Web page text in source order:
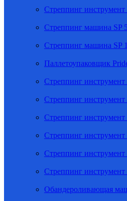
Стреппинг
Стреппинг машина SP
Стреппинг машина SP
Паллетоупаковщик
Стреппинг инструмент
Стреппинг инструмент
Стреппинг
Стреппинг инструмент
Стреппинг
Стреппинг
Обандероливающая